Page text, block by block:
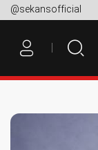
@sekansofficial